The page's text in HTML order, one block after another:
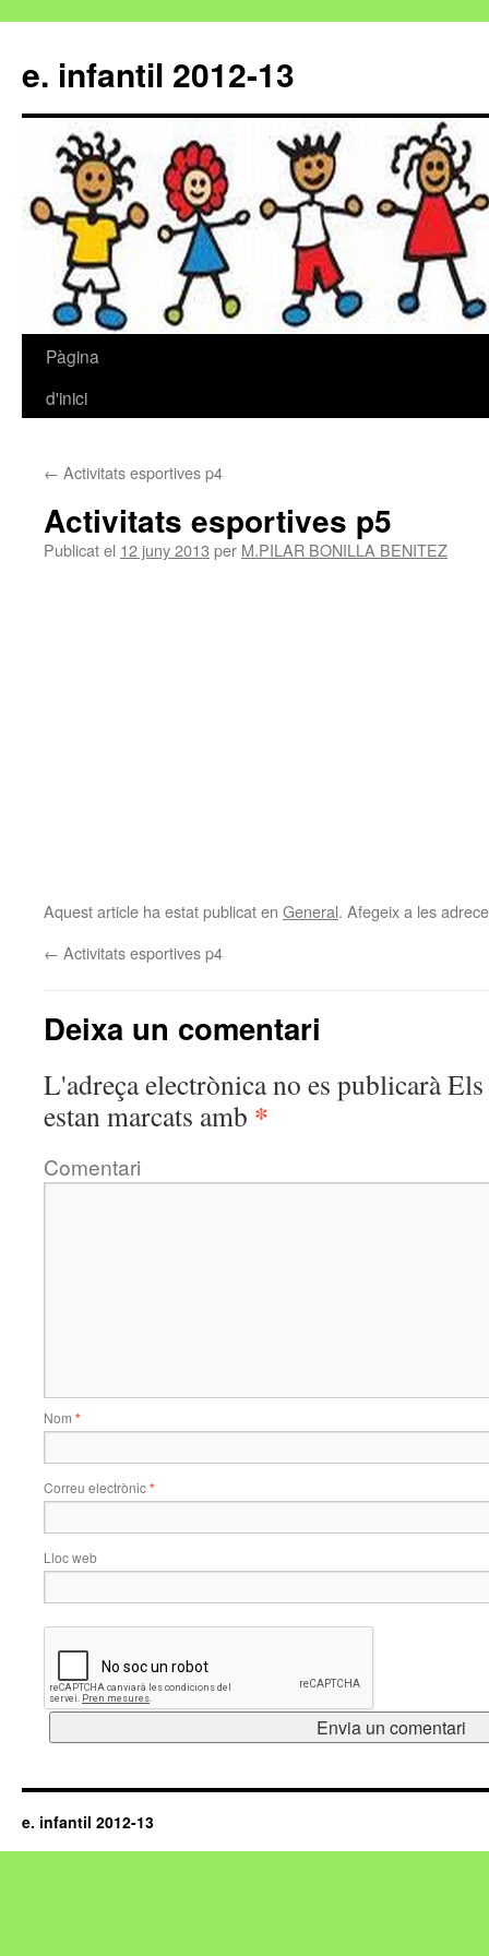
e. infantil 2012-13
Vés
Pàgina
d'inici
← Activitats esportives p4
Activitats esportives p5
Publicat el 12 juny 2013 per M.PILAR BONILLA BENITEZ
Aquest article ha estat publicat en General. Afegeix a les
← Activitats esportives p4
Deixa un comentari
L'adreça electrònica no es publicaràEls
estan marcats amb *
Comentari
Nom *
Correu electrònic*
Lloc web
e. infantil 2012-13